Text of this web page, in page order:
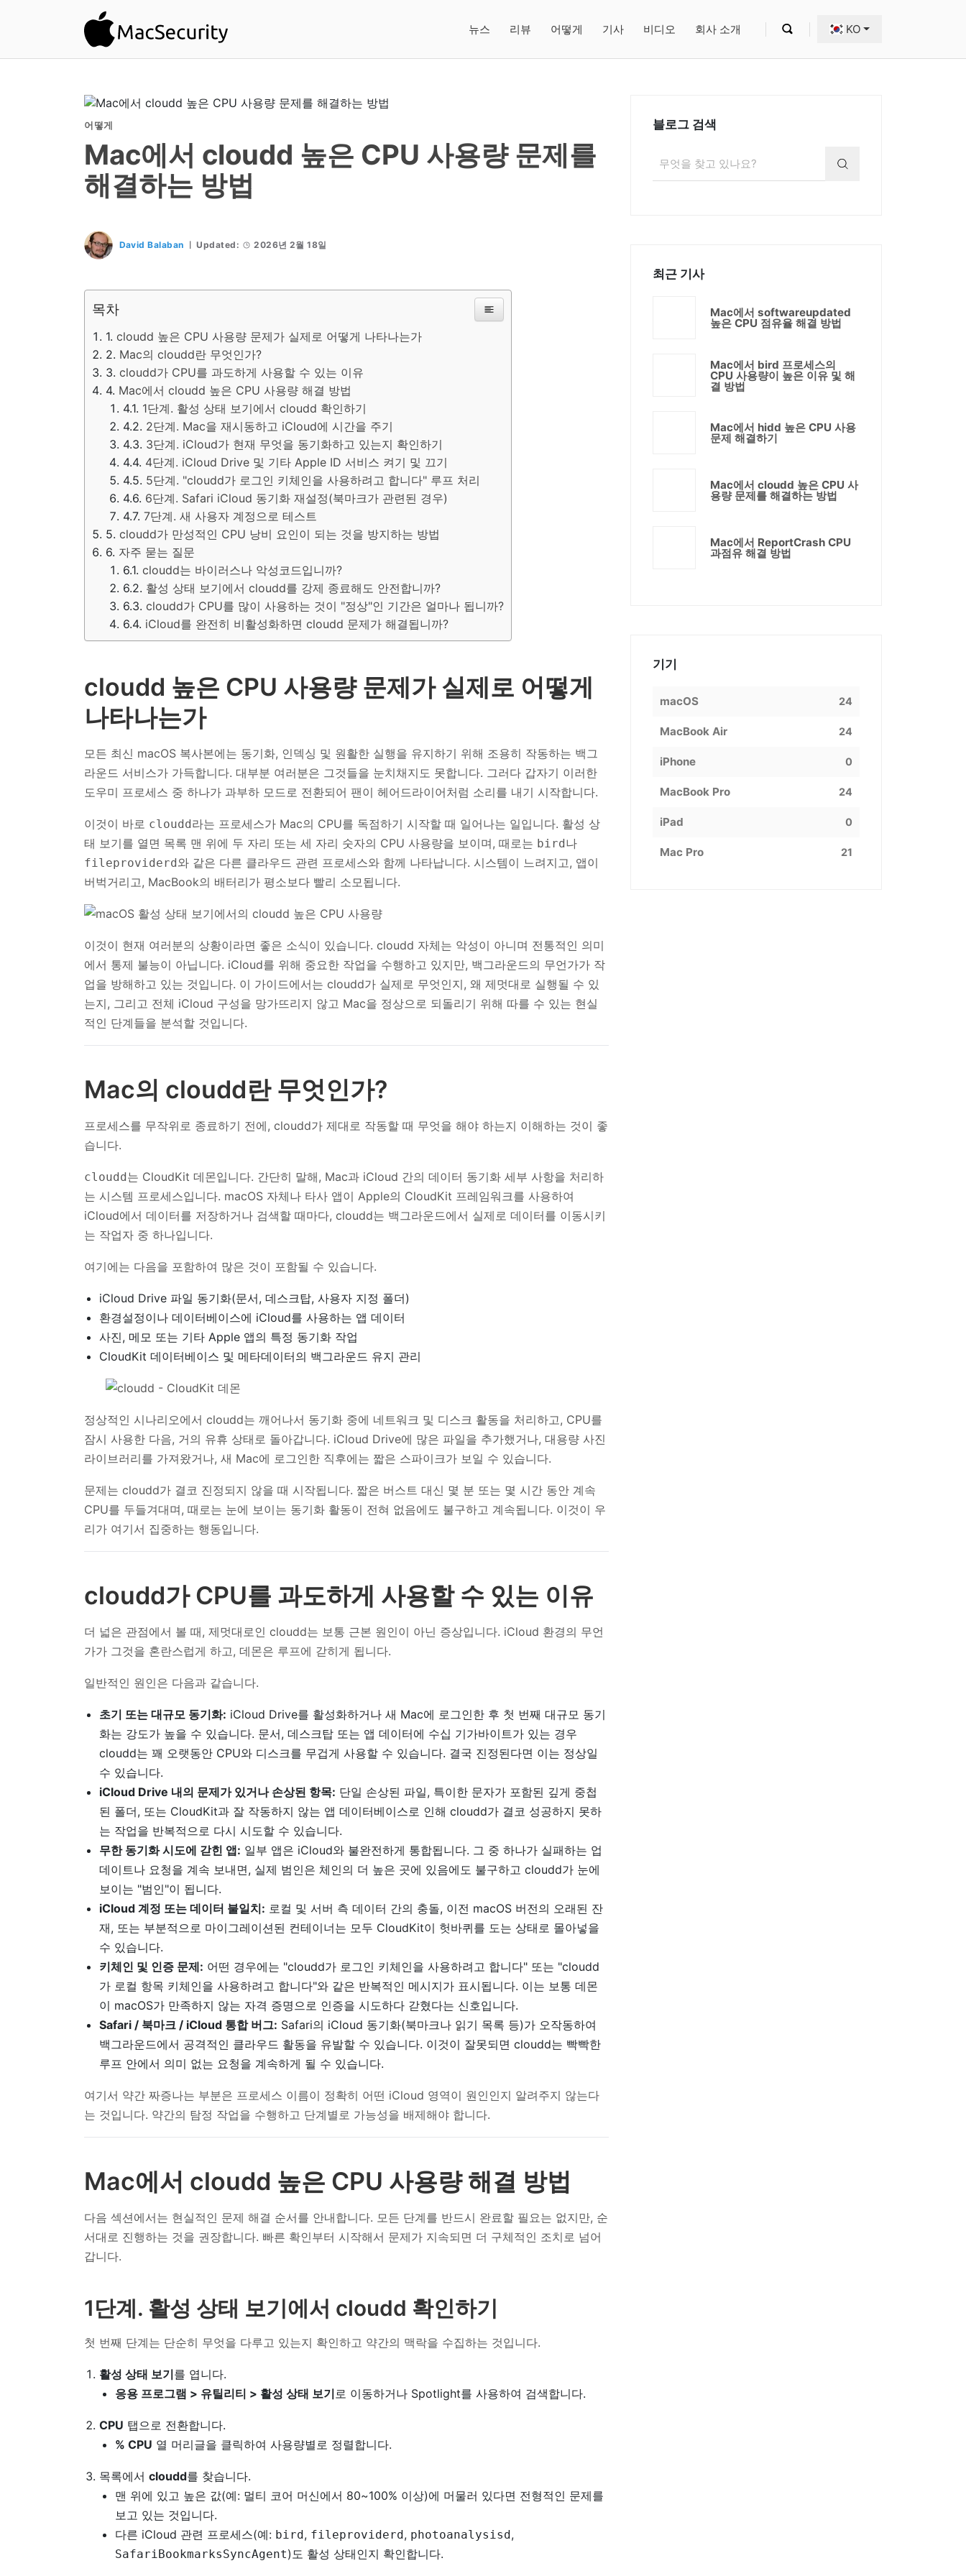
뉴스 리뷰 어떻게 기사 비디오 회사 소개 KO
어떻게
Mac에서 cloudd 높은 CPU 사용량 문제를
해결하는 방법
David Balaban Updated: 2026년 2월 18일
목차
cloudd 높은 CPU 사용량 문제가 실제로 어떻게 나타나는가
Mac의 cloudd란 무엇인가?
cloudd가 CPU를 과도하게 사용할 수 있는 이유
Mac에서 cloudd 높은 CPU 사용량 해결 방법
1단계. 활성 상태 보기에서 cloudd 확인하기
2단계. Mac을 재시동하고 iCloud에 시간을 주기
3단계. iCloud가 현재 무엇을 동기화하고 있는지 확인하기
4단계. iCloud Drive 및 기타 Apple ID 서비스 켜기 및 끄기
5단계. "cloudd가 로그인 키체인을 사용하려고 합니다" 루프 처리
6단계. Safari iCloud 동기화 재설정(북마크가 관련된 경우)
7단계. 새 사용자 계정으로 테스트
cloudd가 만성적인 CPU 낭비 요인이 되는 것을 방지하는 방법
자주 묻는 질문
cloudd는 바이러스나 악성코드입니까?
활성 상태 보기에서 cloudd를 강제 종료해도 안전합니까?
cloudd가 CPU를 많이 사용하는 것이 "정상"인 기간은 얼마나 됩니까?
iCloud를 완전히 비활성화하면 cloudd 문제가 해결됩니까?
cloudd 높은 CPU 사용량 문제가 실제로 어떻게
나타나는가
모든 최신 macOS 복사본에는 동기화, 인덱싱 및 원활한 실행을 유지하기 위해 조용히 작동하는 백그
라운드 서비스가 가득합니다. 대부분 여러분은 그것들을 눈치채지도 못합니다. 그러다 갑자기 이러한
도우미 프로세스 중 하나가 과부하 모드로 전환되어 팬이 헤어드라이어처럼 소리를 내기 시작합니다.
이것이 바로 cloudd라는 프로세스가 Mac의 CPU를 독점하기 시작할 때 일어나는 일입니다. 활성 상
태 보기를 열면 목록 맨 위에 두 자리 또는 세 자리 숫자의 CPU 사용량을 보이며, 때로는 bird나
fileproviderd와 같은 다른 클라우드 관련 프로세스와 함께 나타납니다. 시스템이 느려지고, 앱이
버벅거리고, MacBook의 배터리가 평소보다 빨리 소모됩니다.
이것이 현재 여러분의 상황이라면 좋은 소식이 있습니다. cloudd 자체는 악성이 아니며 전통적인 의미
에서 통제 불능이 아닙니다. iCloud를 위해 중요한 작업을 수행하고 있지만, 백그라운드의 무언가가 작
업을 방해하고 있는 것입니다. 이 가이드에서는 cloudd가 실제로 무엇인지, 왜 제멋대로 실행될 수 있
는지, 그리고 전체 iCloud 구성을 망가뜨리지 않고 Mac을 정상으로 되돌리기 위해 따를 수 있는 현실
적인 단계들을 분석할 것입니다.
Mac의 cloudd란 무엇인가?
프로세스를 무작위로 종료하기 전에, cloudd가 제대로 작동할 때 무엇을 해야 하는지 이해하는 것이 좋
습니다.
cloudd는 CloudKit 데몬입니다. 간단히 말해, Mac과 iCloud 간의 데이터 동기화 세부 사항을 처리하
는 시스템 프로세스입니다. macOS 자체나 타사 앱이 Apple의 CloudKit 프레임워크를 사용하여
iCloud에서 데이터를 저장하거나 검색할 때마다, cloudd는 백그라운드에서 실제로 데이터를 이동시키
는 작업자 중 하나입니다.
여기에는 다음을 포함하여 많은 것이 포함될 수 있습니다.
iCloud Drive 파일 동기화(문서, 데스크탑, 사용자 지정 폴더)
환경설정이나 데이터베이스에 iCloud를 사용하는 앱 데이터
사진, 메모 또는 기타 Apple 앱의 특정 동기화 작업
CloudKit 데이터베이스 및 메타데이터의 백그라운드 유지 관리
정상적인 시나리오에서 cloudd는 깨어나서 동기화 중에 네트워크 및 디스크 활동을 처리하고, CPU를
잠시 사용한 다음, 거의 유휴 상태로 돌아갑니다. iCloud Drive에 많은 파일을 추가했거나, 대용량 사진
라이브러리를 가져왔거나, 새 Mac에 로그인한 직후에는 짧은 스파이크가 보일 수 있습니다.
문제는 cloudd가 결코 진정되지 않을 때 시작됩니다. 짧은 버스트 대신 몇 분 또는 몇 시간 동안 계속
CPU를 두들겨대며, 때로는 눈에 보이는 동기화 활동이 전혀 없음에도 불구하고 계속됩니다. 이것이 우
리가 여기서 집중하는 행동입니다.
cloudd가 CPU를 과도하게 사용할 수 있는 이유
더 넓은 관점에서 볼 때, 제멋대로인 cloudd는 보통 근본 원인이 아닌 증상입니다. iCloud 환경의 무언
가가 그것을 혼란스럽게 하고, 데몬은 루프에 갇히게 됩니다.
일반적인 원인은 다음과 같습니다.
초기 또는 대규모 동기화: iCloud Drive를 활성화하거나 새 Mac에 로그인한 후 첫 번째 대규모 동기
화는 강도가 높을 수 있습니다. 문서, 데스크탑 또는 앱 데이터에 수십 기가바이트가 있는 경우
cloudd는 꽤 오랫동안 CPU와 디스크를 무겁게 사용할 수 있습니다. 결국 진정된다면 이는 정상일
수 있습니다.
iCloud Drive 내의 문제가 있거나 손상된 항목: 단일 손상된 파일, 특이한 문자가 포함된 깊게 중첩
된 폴더, 또는 CloudKit과 잘 작동하지 않는 앱 데이터베이스로 인해 cloudd가 결코 성공하지 못하
는 작업을 반복적으로 다시 시도할 수 있습니다.
무한 동기화 시도에 갇힌 앱: 일부 앱은 iCloud와 불완전하게 통합됩니다. 그 중 하나가 실패하는 업
데이트나 요청을 계속 보내면, 실제 범인은 체인의 더 높은 곳에 있음에도 불구하고 cloudd가 눈에
보이는 "범인"이 됩니다.
iCloud 계정 또는 데이터 불일치: 로컬 및 서버 측 데이터 간의 충돌, 이전 macOS 버전의 오래된 잔
재, 또는 부분적으로 마이그레이션된 컨테이너는 모두 CloudKit이 헛바퀴를 도는 상태로 몰아넣을
수 있습니다.
키체인 및 인증 문제: 어떤 경우에는 "cloudd가 로그인 키체인을 사용하려고 합니다" 또는 "cloudd
가 로컬 항목 키체인을 사용하려고 합니다"와 같은 반복적인 메시지가 표시됩니다. 이는 보통 데몬
이 macOS가 만족하지 않는 자격 증명으로 인증을 시도하다 갇혔다는 신호입니다.
Safari / 북마크 / iCloud 통합 버그: Safari의 iCloud 동기화(북마크나 읽기 목록 등)가 오작동하여
백그라운드에서 공격적인 클라우드 활동을 유발할 수 있습니다. 이것이 잘못되면 cloudd는 빡빡한
루프 안에서 의미 없는 요청을 계속하게 될 수 있습니다.
여기서 약간 짜증나는 부분은 프로세스 이름이 정확히 어떤 iCloud 영역이 원인인지 알려주지 않는다
는 것입니다. 약간의 탐정 작업을 수행하고 단계별로 가능성을 배제해야 합니다.
Mac에서 cloudd 높은 CPU 사용량 해결 방법
다음 섹션에서는 현실적인 문제 해결 순서를 안내합니다. 모든 단계를 반드시 완료할 필요는 없지만, 순
서대로 진행하는 것을 권장합니다. 빠른 확인부터 시작해서 문제가 지속되면 더 구체적인 조치로 넘어
갑니다.
1단계. 활성 상태 보기에서 cloudd 확인하기
첫 번째 단계는 단순히 무엇을 다루고 있는지 확인하고 약간의 맥락을 수집하는 것입니다.
활성 상태 보기를 엽니다.
응용 프로그램 > 유틸리티 > 활성 상태 보기 로 이동하거나 Spotlight를 사용하여 검색합니다.
CPU 탭으로 전환합니다.
% CPU 열 머리글을 클릭하여 사용량별로 정렬합니다.
목록에서cloudd를 찾습니다.
맨 위에 있고 높은 값(예: 멀티 코어 머신에서 80~100% 이상)에 머물러 있다면 전형적인 문제를
보고 있는 것입니다.
다른 iCloud 관련 프로세스(예: bird, fileproviderd, photoanalysisd,
SafariBookmarksSyncAgent)도 활성 상태인지 확인합니다.
블로그 검색
최근 기사
Mac에서 softwareupdated
높은 CPU 점유율 해결 방법
Mac에서 bird 프로세스의
CPU 사용량이 높은 이유 및 해
결 방법
Mac에서 hidd 높은 CPU 사용
문제 해결하기
Mac에서 cloudd 높은 CPU 사
용량 문제를 해결하는 방법
Mac에서 ReportCrash CPU
과점유 해결 방법
기기
macOS 24
MacBook Air 24
iPhone 0
MacBook Pro 24
iPad 0
Mac Pro 21